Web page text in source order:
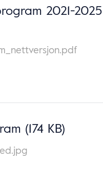
2021-2025
(174 KB)